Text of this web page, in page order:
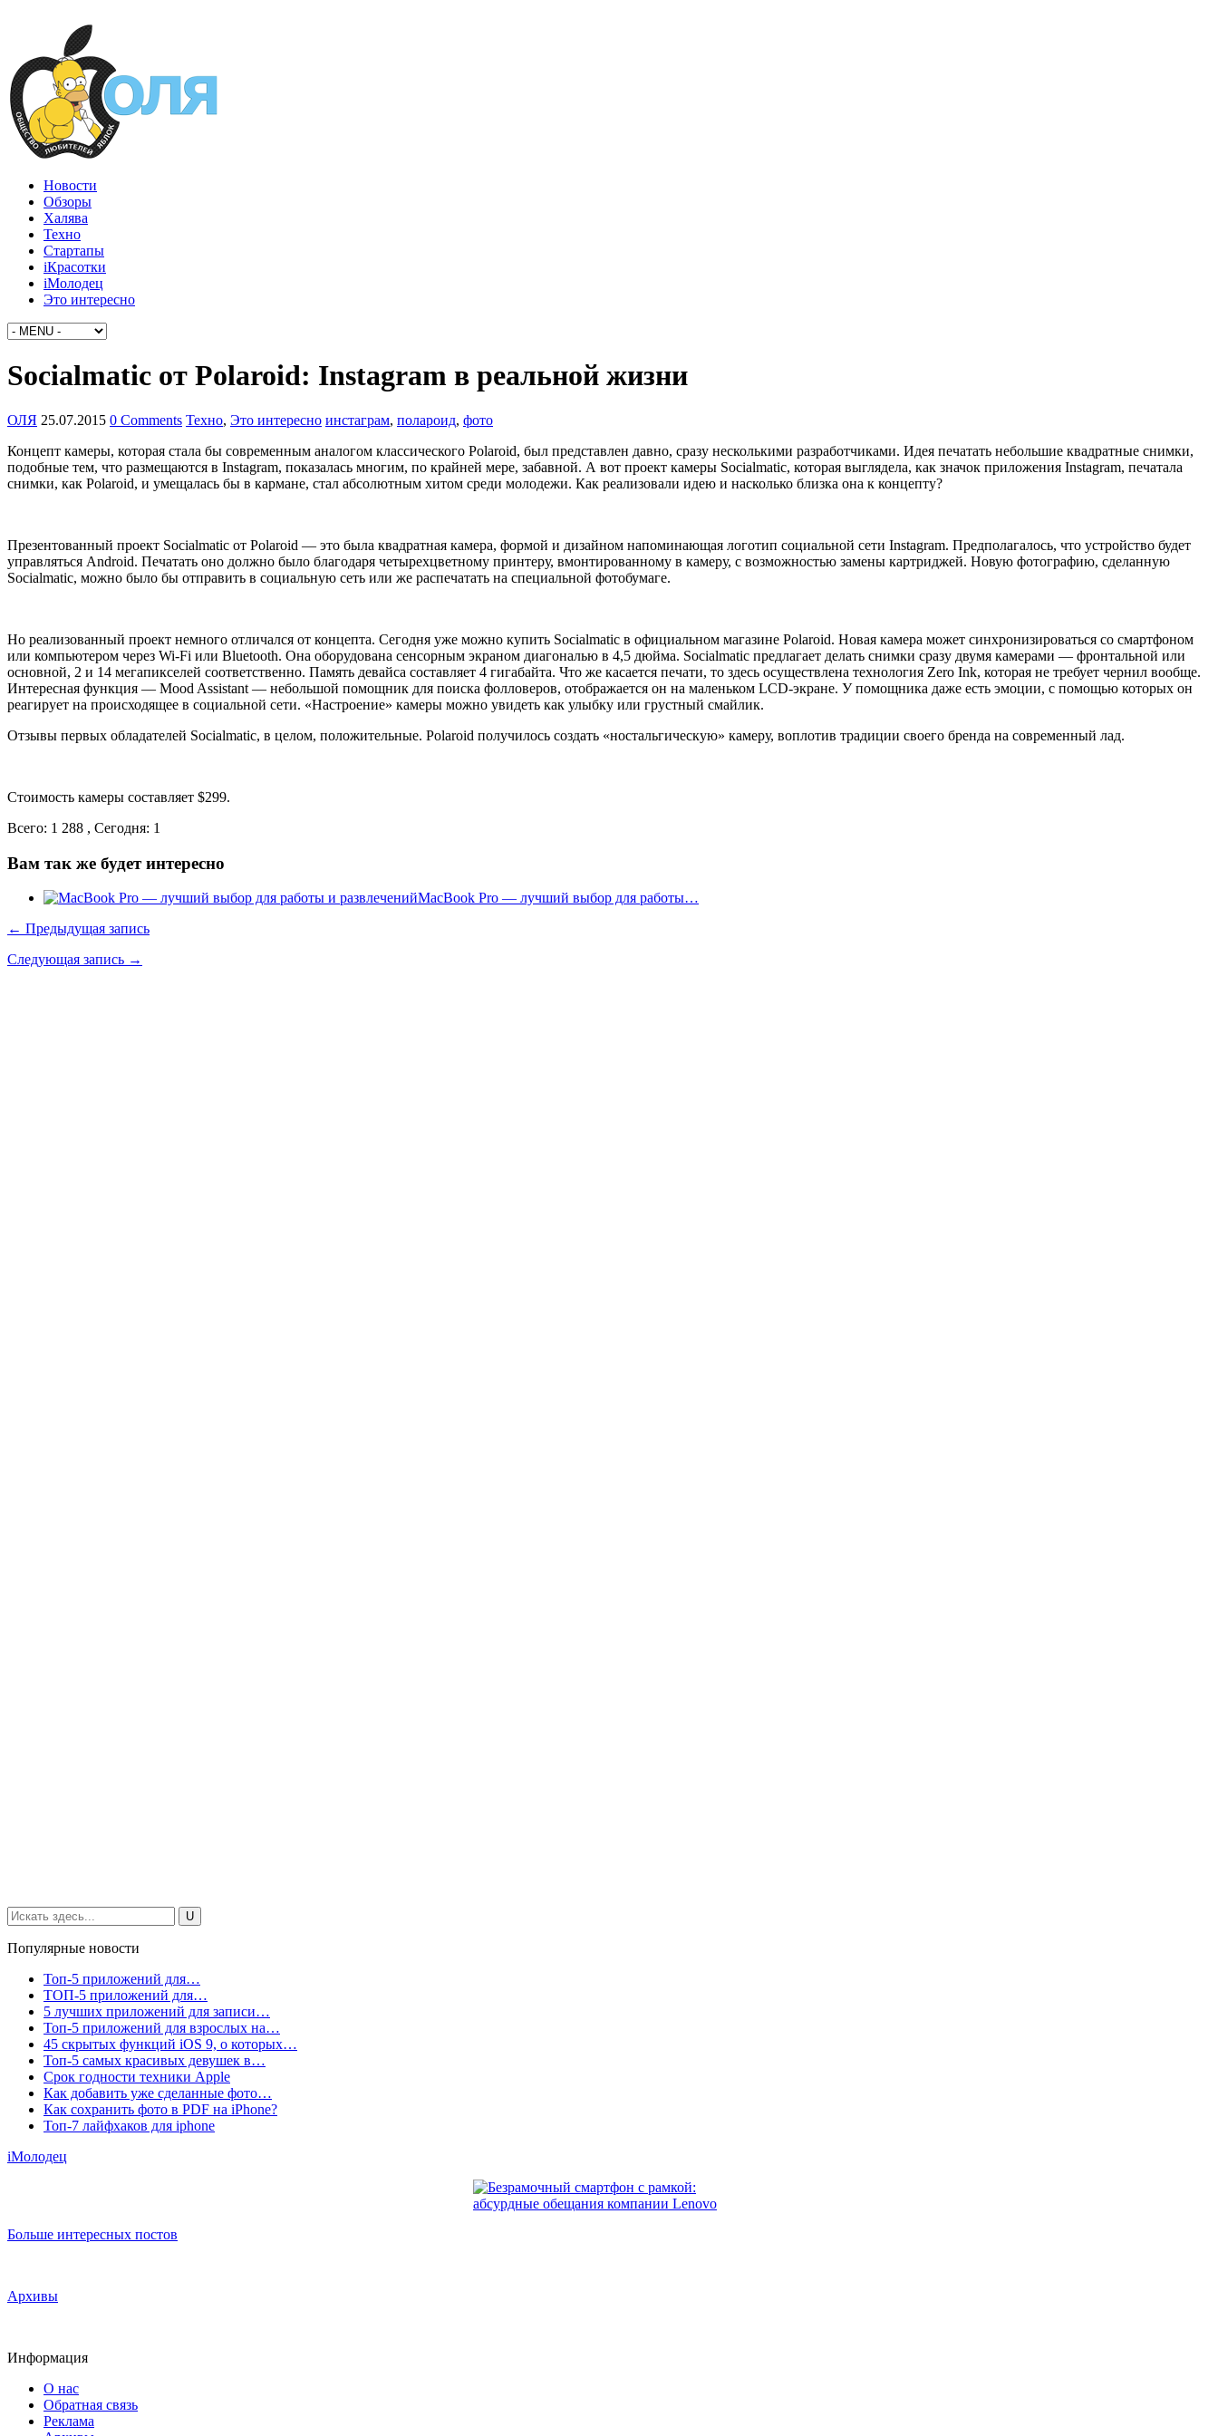
Новости
Обзоры
Халява
Техно
Стартапы
iКрасотки
iМолодец
Это интересно
Socialmatic от Polaroid: Instagram в реальной жизни
ОЛЯ 25.07.2015 0 Comments Техно, Это интересно инстаграм, полароид, фото
Концепт камеры, которая стала бы современным аналогом классического Polaroid, был представлен давно, сразу несколькими разработчиками. Идея печатать небольшие квадратные снимки,
подобные тем, что размещаются в Instagram, показалась многим, по крайней мере, забавной. А вот проект камеры Socialmatic, которая выглядела, как значок приложения Instagram, печатала
снимки, как Polaroid, и умещалась бы в кармане, стал абсолютным хитом среди молодежи. Как реализовали идею и насколько близка она к концепту?
Презентованный проект Socialmatic от Polaroid — это была квадратная камера, формой и дизайном напоминающая логотип социальной сети Instagram. Предполагалось, что устройство будет
управляться Android. Печатать оно должно было благодаря четырехцветному принтеру, вмонтированному в камеру, с возможностью замены картриджей. Новую фотографию, сделанную
Socialmatic, можно было бы отправить в социальную сеть или же распечатать на специальной фотобумаге.
Но реализованный проект немного отличался от концепта. Сегодня уже можно купить Socialmatic в официальном магазине Polaroid. Новая камера может синхронизироваться со смартфоном
или компьютером через Wi-Fi или Bluetooth. Она оборудована сенсорным экраном диагональю в 4,5 дюйма. Socialmatic предлагает делать снимки сразу двумя камерами — фронтальной или
основной, 2 и 14 мегапикселей соответственно. Память девайса составляет 4 гигабайта. Что же касается печати, то здесь осуществлена технология Zero Ink, которая не требует чернил вообще.
Интересная функция — Mood Assistant — небольшой помощник для поиска фолловеров, отображается он на маленьком LCD-экране. У помощника даже есть эмоции, с помощью которых он
реагирует на происходящее в социальной сети. «Настроение» камеры можно увидеть как улыбку или грустный смайлик.
Отзывы первых обладателей Socialmatic, в целом, положительные. Polaroid получилось создать «ностальгическую» камеру, воплотив традиции своего бренда на современный лад.
Стоимость камеры составляет $299.
Всего: 1 288 , Сегодня: 1
Вам так же будет интересно
MacBook Pro — лучший выбор для работы…
← Предыдущая запись
Следующая запись →
Популярные новости
Топ-5 приложений для…
ТОП-5 приложений для…
5 лучших приложений для записи…
Топ-5 приложений для взрослых на…
45 скрытых функций iOS 9, о которых…
Топ-5 самых красивых девушек в…
Срок годности техники Apple
Как добавить уже сделанные фото…
Как сохранить фото в PDF на iPhone?
Топ-7 лайфхаков для iphone
iМолодец
Больше интересных постов
Архивы
Информация
О нас
Обратная связь
Реклама